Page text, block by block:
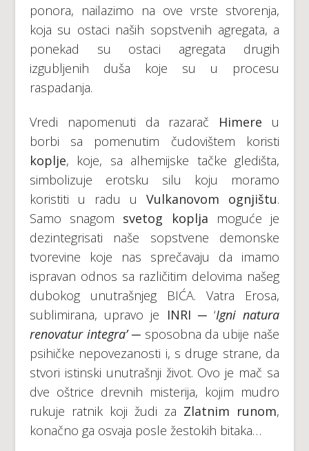
ponora, nailazimo na ove vrste stvorenja,
koja su ostaci naših sopstvenih agregata, a
ponekad su ostaci agregata drugih
izgubljenih duša koje su u procesu
raspadanja.
Vredi napomenuti da razarač Himere u
borbi sa pomenutim čudovištem koristi
koplje, koje, sa alhemijske tačke gledišta,
simbolizuje erotsku silu koju moramo
koristiti u radu uVulkanovom ognjištu.
Samo snagom svetog koplja moguće je
dezintegrisati naše sopstvene demonske
tvorevine koje nas sprečavaju da imamo
ispravan odnos sa različitim delovima našeg
dubokog unutrašnjeg BIĆA. Vatra Erosa,
sublimirana, upravo je INRI ─ ‘Igni natura
renovatur integra’─ sposobna da ubije naše
psihičke nepovezanosti i, s druge strane, da
stvori istinski unutrašnji život. Ovo je mač sa
dve oštrice drevnih misterija, kojim mudro
rukuje ratnik koji žudi za Zlatnim runom,
konačno ga osvaja posle žestokih bitaka…